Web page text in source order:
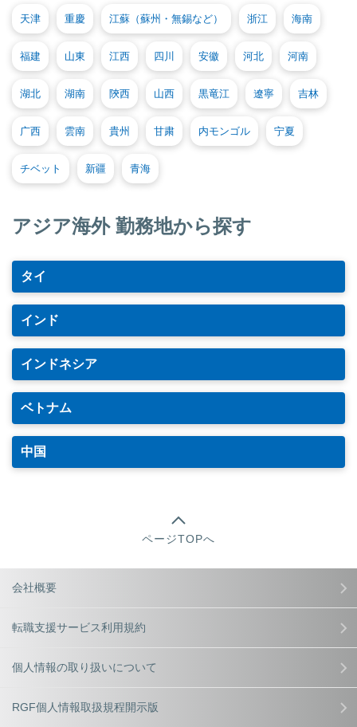
天津 重慶 江蘇（蘇州・無錫など） 浙江 海南
福建 山東 江西 四川 安徽 河北 河南
湖北 湖南 陝西 山西 黒竜江 遼寧 吉林
广西 雲南 貴州 甘粛 内モンゴル 宁夏
チベット 新疆 青海
アジア海外 勤務地から探す
タイ
インド
インドネシア
ベトナム
中国
ページTOPへ
会社概要
転職支援サービス利用規約
個人情報の取り扱いについて
RGF個人情報取扱規程開示版